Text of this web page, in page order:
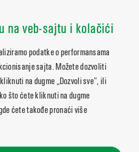
na veb-sajtu i kolačići
podatke o performansama
sajta. Možete dozvoliti
na dugme „Dozvoli sve”, ili
što ćete kliknuti na dugme
ćete takođe pronaći više